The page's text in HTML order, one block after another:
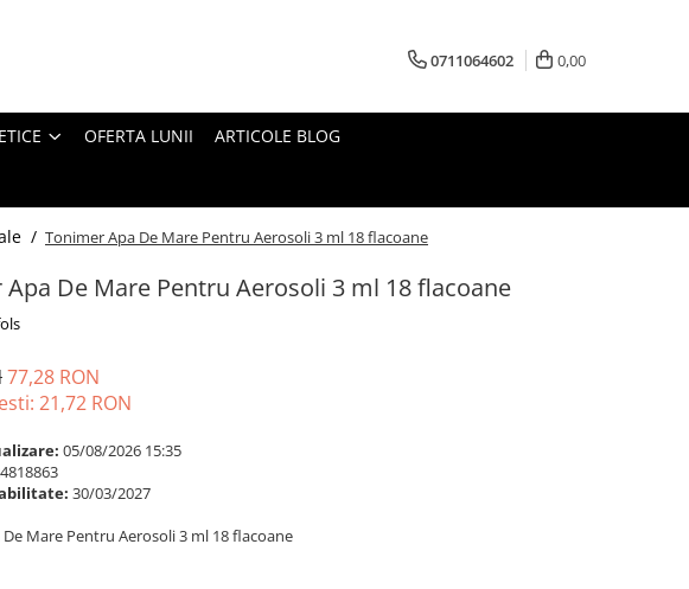
0711064602 0,00
OFERTA LUNII ARTICOLE BLOG
/ Tonimer Apa De Mare Pentru Aerosoli 3 ml 18 flacoane
De Mare Pentru Aerosoli 3 ml 18 flacoane
77,28 RON
21,72 RON
05/08/2026 15:35
30/03/2027
Mare Pentru Aerosoli 3 ml 18 flacoane